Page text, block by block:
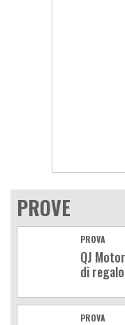
PROVE
PROVA
QJ
di regalo
PROVA